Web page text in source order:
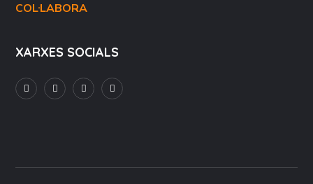
COL·LABORA
XARXES SOCIALS